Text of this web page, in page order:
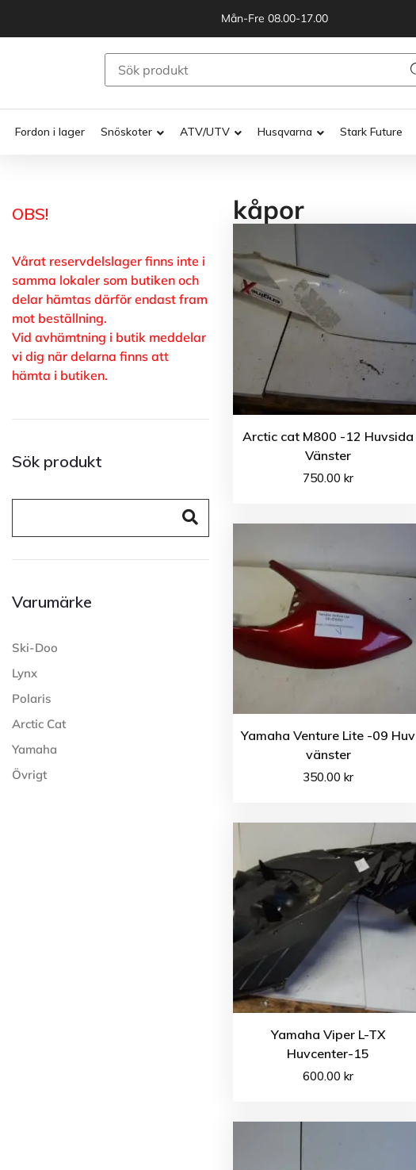
Mån-Fre 08.00-17.00
Fordon i lager Snöskoter ATV/UTV Husqvarna Stark Future
OBS!
Vårat reservdelslager finns inte i
samma lokaler som butiken och
delar hämtas därför endast fram
mot beställning.
Vid avhämtning i butik meddelar
vi dig när delarna finns att
hämta i butiken.
Sök produkt
Varumärke
Ski-Doo
Lynx
Polaris
Arctic Cat
Yamaha
Övrigt
kåpor
Arctic cat M800 -12 Huvsida
Vänster
750.00kr
Yamaha Venture Lite -09 Huv
vänster
350.00kr
Yamaha Viper L-TX
Huvcenter-15
600.00kr